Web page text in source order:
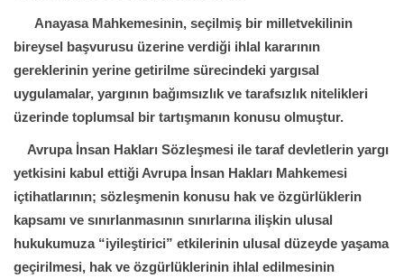
Anayasa Mahkemesinin, seçilmiş bir milletvekilinin
bireysel başvurusu üzerine verdiği ihlal kararının
gereklerinin yerine getirilme sürecindeki yargısal
uygulamalar, yargının bağımsızlık ve tarafsızlık nitelikleri
üzerinde toplumsal bir tartışmanın konusu olmuştur.
Avrupa İnsan Hakları Sözleşmesi ile taraf devletlerin yargı
yetkisini kabul ettiği Avrupa İnsan Hakları Mahkemesi
içtihatlarının; sözleşmenin konusu hak ve özgürlüklerin
kapsamı ve sınırlanmasının sınırlarına ilişkin ulusal
hukukumuza “iyileştirici” etkilerinin ulusal düzeyde yaşama
geçirilmesi, hak ve özgürlüklerinin ihlal edilmesinin